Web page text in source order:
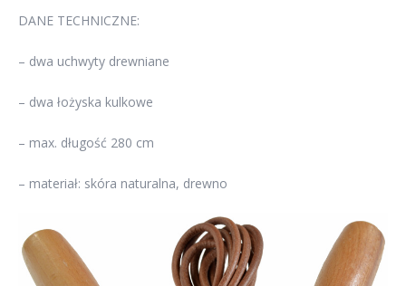
DANE TECHNICZNE:
– dwa uchwyty drewniane
– dwa łożyska kulkowe
– max. długość 280 cm
– materiał: skóra naturalna, drewno